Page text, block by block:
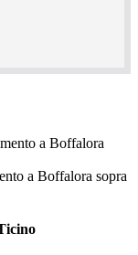
a Boffalora sopra